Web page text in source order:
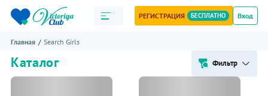
РЕГИСТРАЦИЯ БЕСПЛАТНО Вход
Главная Search Girls
Каталог Фильтр